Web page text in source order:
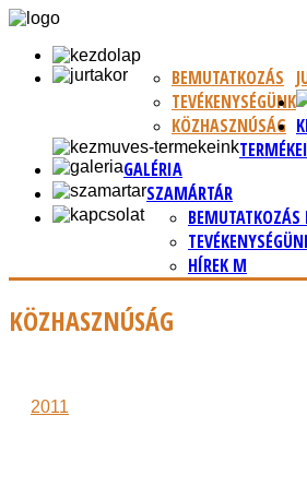
BEMUTATKOZÁS
TEVÉKENYSÉGÜNK
KÖZHASZNÚSÁG
GALÉRIA
SZAMÁRTÁR
BEMUTATKOZÁS
HÍREK M
KÖZHASZNÚSÁG
2011